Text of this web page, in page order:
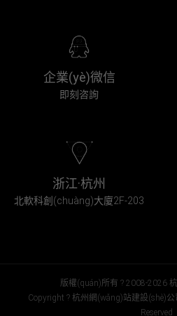
企業(yè)微信
即刻咨詢
浙江·杭州
北軟科創(chuàng)大廈2F-203
版權(quán)所有 ? 2008-2026
Copyright ? 杭州網(wǎng)站建設(shè)
Reserved